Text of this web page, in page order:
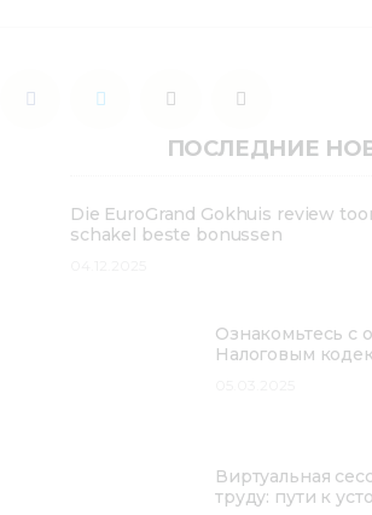
ПОСЛЕДНИЕ
Die EuroGrand Gokhuis review
schakel beste bonussen
Ознакомьтесь с
Налоговым
Виртуальная
труду: пути к